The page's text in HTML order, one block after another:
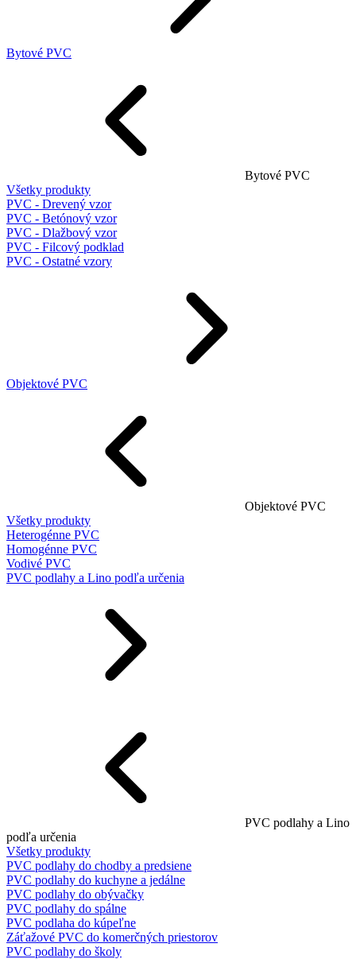
Bytové PVC
Bytové PVC
Všetky produkty
PVC - Drevený vzor
PVC - Betónový vzor
PVC - Dlažbový vzor
PVC - Filcový podklad
PVC - Ostatné vzory
Objektové PVC
Objektové PVC
Všetky produkty
Heterogénne PVC
Homogénne PVC
Vodivé PVC
PVC podlahy a Lino podľa určenia
PVC podlahy a Lino
podľa určenia
Všetky produkty
PVC podlahy do chodby a predsiene
PVC podlahy do kuchyne a jedálne
PVC podlahy do obývačky
PVC podlahy do spálne
PVC podlaha do kúpeľne
Záťažové PVC do komerčných priestorov
PVC podlahy do školy